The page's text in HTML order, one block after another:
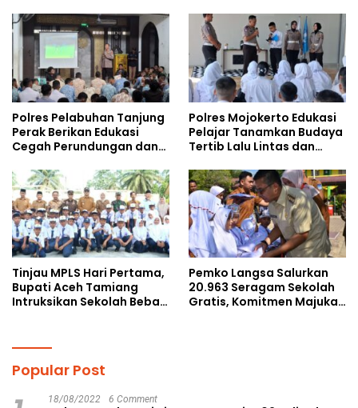
Kalangan Remaja
Doktoral Internasional
Polres Pelabuhan Tanjung
Perak Berikan Edukasi
Cegah Perundungan dan
kepada Pelajar MPLS
Polres Mojokerto Edukasi
Pelajar Tanamkan Budaya
Tertib Lalu Lintas dan
Tinjau MPLS Hari Pertama,
Bupati Aceh Tamiang
Intruksikan Sekolah Bebas
Pemko Langsa Salurkan
20.963 Seragam Sekolah
Gratis, Komitmen Majukan
Popular Post
18/08/2022 6 Comment